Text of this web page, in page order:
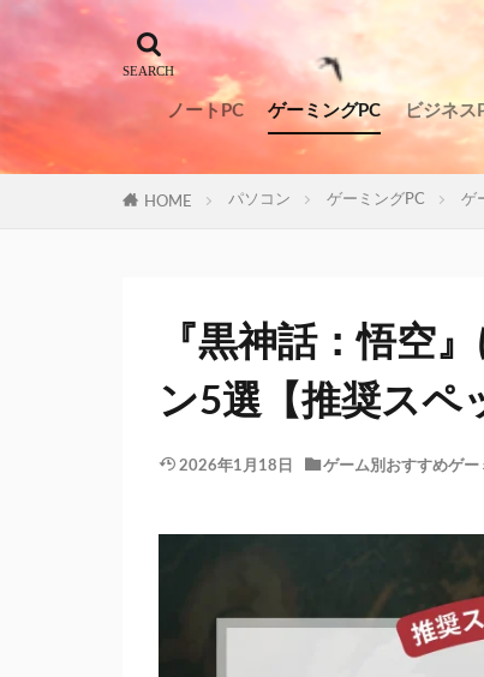
ノートPC ゲーミングPC ビジネス
HOME パソコン ゲーミングPC ゲ
『黒神話：悟空
ン5選【推奨スペ
2026年1月18日 ゲーム別おすすめゲー